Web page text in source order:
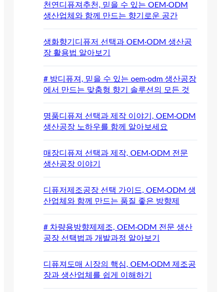
천연디퓨져추천, 믿을 수 있는 OEM·ODM
생산업체와 함께 만드는 향기로운 공간
생화향기디퓨저 선택과 OEM·ODM 생산공
장 활용법 알아보기
# 방디퓨져, 믿을 수 있는 oem·odm 생산공장
에서 만드는 맞춤형 향기 솔루션의 모든 것
명품디퓨져 선택과 제작 이야기, OEM·ODM
생산공장 노하우를 함께 알아보세요
매장디퓨져 선택과 제작, OEM·ODM 전문
생산공장 이야기
디퓨저제조공장 선택 가이드, OEM·ODM 생
산업체와 함께 만드는 품질 좋은 방향제
# 차량용방향제제조, OEM·ODM 전문 생산
공장 선택법과 개발과정 알아보기
디퓨져도매 시장의 핵심, OEM·ODM 제조공
장과 생산업체를 쉽게 이해하기